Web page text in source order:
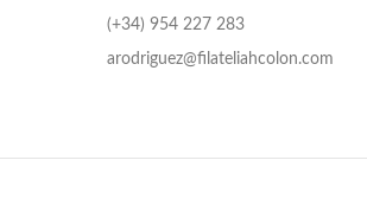
(+34) 954 227 283
arodriguez@filateliahcolon.com